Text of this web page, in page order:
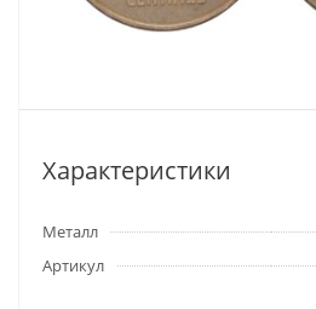
Характеристики
Металл
Артикул